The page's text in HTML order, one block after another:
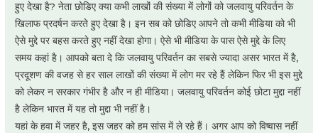
हुए देखा है? नेता छोडिए क्या कभी लाखों की संख्या में लोगों को जलवायु परिवर्तन के
खिलाफ प्रदर्षन करते हुए देखा है। इन सब को छोडिए आपने तो कभी मीडिया को भी
ऐसे मुद्दे पर बहस करते हुए नहीं देखा होगा। ऐसे भी मीडिया के पास ऐसे मुद्दे के लिए
समय कहां है। आपको बता दे कि जलवायु परिवर्तन का सबसे ज्यादा असर भारत में है,
प्रदूशण की वजह से हर साल लाखों की संख्या में लोग मर रहे हैं लेकिन फिर भी इस मुद्दे
को लेकर न सरकार गंभीर है और न ही मीडिया। जलवायु परिवर्तन कोई छोटा मुद्दा नहीं
है लेकिन भारत में यह तो मुद्दा भी नहीं है।
यहां के हवा में जहर है, इस जहर को हम सांस में ले रहे हैं। अगर आप को विष्वास नहीं